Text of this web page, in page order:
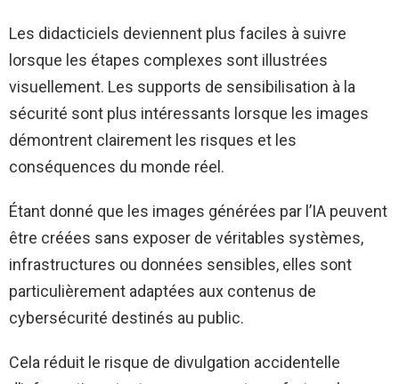
Les didacticiels deviennent plus faciles à suivre
lorsque les étapes complexes sont illustrées
visuellement. Les supports de sensibilisation à la
sécurité sont plus intéressants lorsque les images
démontrent clairement les risques et les
conséquences du monde réel.
Étant donné que les images générées par l’IA peuvent
être créées sans exposer de véritables systèmes,
infrastructures ou données sensibles, elles sont
particulièrement adaptées aux contenus de
cybersécurité destinés au public.
Cela réduit le risque de divulgation accidentelle